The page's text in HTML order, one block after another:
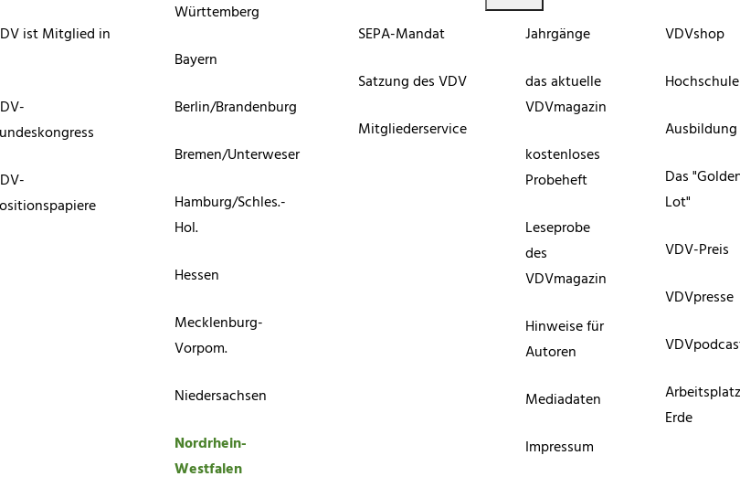
ist Mitglied in
Württemberg
Bayern
Berlin/Brandenburg
Bremen/Unterweser
Hamburg/Schles.-
Hol.
Hessen
Mecklenburg-
Vorpom.
Niedersachsen
Nordrhein-
Westfalen
SEPA-Mandat
Satzung des VDV
Mitgliederservice
Jahrgänge
das aktuelle
VDVmagazin
kostenloses
Probeheft
Leseprobe
des
VDVmagazin
Hinweise für
Autoren
Mediadaten
Impressum
VDVshop
Ausbildung
Das
Lot"
VDV-Preis
VDVpresse
Erde